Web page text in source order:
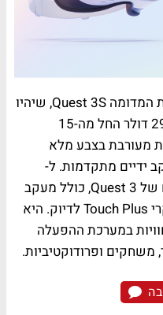
מטא הכריזה על משקפי המציאות המדומה Quest 3S, שיהיו
זמינות במחיר התחלתי של 299.99 דולר החל מה-15
מעורבת בצבע מלא
ידיים מתקדמות. ל-
Quest 3S יש את רוב המאפיינים של Quest 3, כולל מעקב
ידיים לאינטראקציות טבעיות ובקרי Touch Plus לדיוק. היא
במערכת ההפעלה